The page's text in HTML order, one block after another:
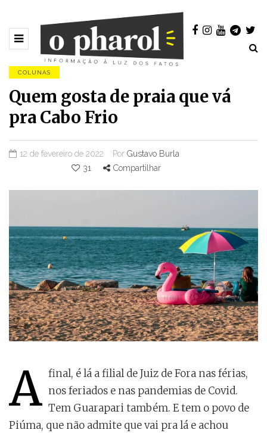
COLUNAS
Quem gosta de praia que vá
pra Cabo Frio
12 de fevereiro de 2022 Por Gustavo Burla
31
Compartilhar
A final, é lá a filial de Juiz de Fora nas férias,
nos feriados e nas pandemias de Covid.
Tem Guarapari também. E tem o povo de
Piúma, que não admite que vai pra lá e achou